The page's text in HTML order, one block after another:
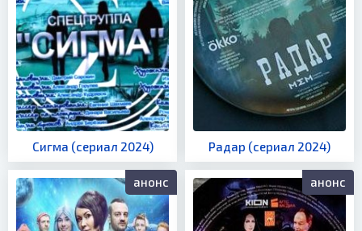
Сигма (сериал 2024) Радар (сериал 2024)
анонс анонс